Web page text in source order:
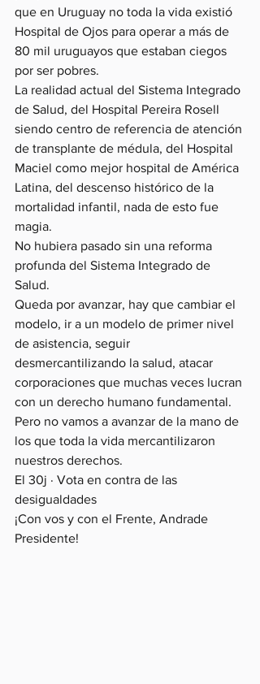
que en Uruguay no toda la vida existió
Hospital de Ojos para operar a más de
80 mil uruguayos que estaban ciegos
por ser pobres.
La realidad actual del Sistema Integrado
de Salud, del Hospital Pereira Rosell
siendo centro de referencia de atención
de transplante de médula, del Hospital
Maciel como mejor hospital de América
Latina, del descenso histórico de la
mortalidad infantil, nada de esto fue
magia.
No hubiera pasado sin una reforma
profunda del Sistema Integrado de
Salud.
Queda por avanzar, hay que cambiar el
modelo, ir a un modelo de primer nivel
de asistencia, seguir
desmercantilizando la salud, atacar
corporaciones que muchas veces lucran
con un derecho humano fundamental.
Pero no vamos a avanzar de la mano de
los que toda la vida mercantilizaron
nuestros derechos.
El 30j · Vota en contra de las
desigualdades
¡Con vos y con el Frente, Andrade
Presidente!